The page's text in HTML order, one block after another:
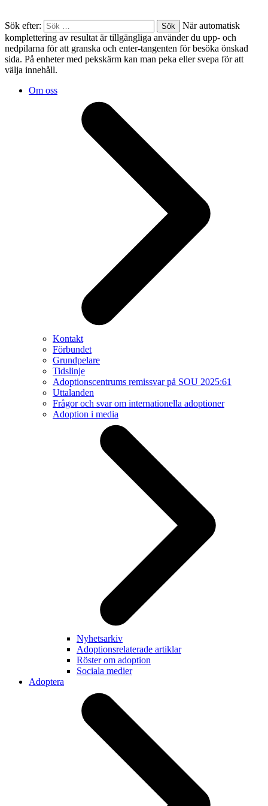
Sök efter:
När automatisk
komplettering av resultat är tillgängliga använder du upp- och
nedpilarna för att granska och enter-tangenten för besöka önskad
sida. På enheter med pekskärm kan man peka eller svepa för att
välja innehåll.
Om oss
Kontakt
Förbundet
Grundpelare
Tidslinje
Adoptionscentrums remissvar på SOU 2025:61
Uttalanden
Frågor och svar om internationella adoptioner
Adoption i media
Nyhetsarkiv
Adoptionsrelaterade artiklar
Röster om adoption
Sociala medier
Adoptera